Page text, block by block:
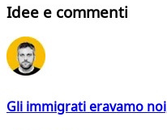
Idee e commenti
Gli immigrati eravamo